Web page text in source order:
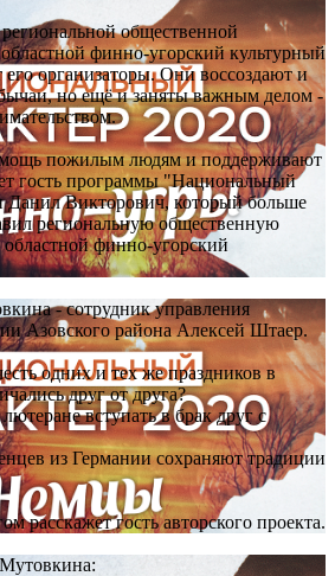
общественной
финно-угорский культурный
организаторы. Они воссоздают и
но ещё и заняты важным делом -
пожилым людям и поддерживают
гость программы "Национальный
Данил Викторович, который больше
региональную общественную
финно-угорский
- сотрудник управления
Азовского района Алексей Штаер.
одних и тех же праздников в
друг от друга?
вступать в брак друг с
из Германии сохраняют традиции
расскажет гость авторского проекта.